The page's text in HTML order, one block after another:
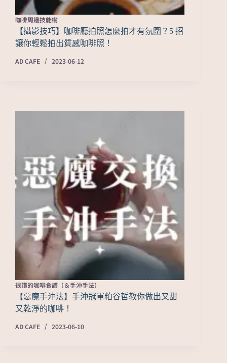
咖啡周邊技能樹
【攝影技巧】咖啡廳拍照怎麼拍才有氛圍？5 招
讓你輕鬆拍出質感咖啡照！
AD CAFE 2023-06-12
很讚的咖啡食譜（＆手沖手法）
【惡魔手沖法】手沖冠軍粕谷哲教你做出又甜
又乾淨的咖啡！
AD CAFE 2023-06-10